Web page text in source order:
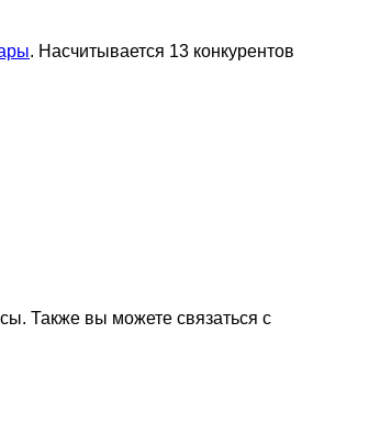
. Насчитывается 13 конкурентов
Также вы можете связаться с